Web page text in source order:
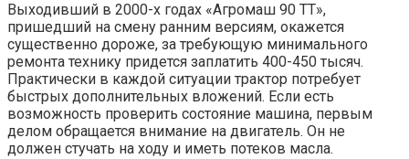
Выходивший в 2000-х годах «Агромаш 90 ТТ»,
пришедший на смену ранним версиям, окажется
существенно дороже, за требующую минимального
ремонта технику придется заплатить 400-450 тысяч.
Практически в каждой ситуации трактор потребует
быстрых дополнительных вложений. Если есть
возможность проверить состояние машина, первым
делом обращается внимание на двигатель. Он не
должен стучать на ходу и иметь потеков масла.